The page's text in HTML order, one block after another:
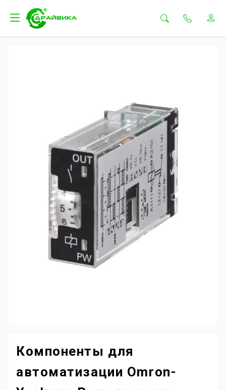
Компоненты для
автоматизации Omron-